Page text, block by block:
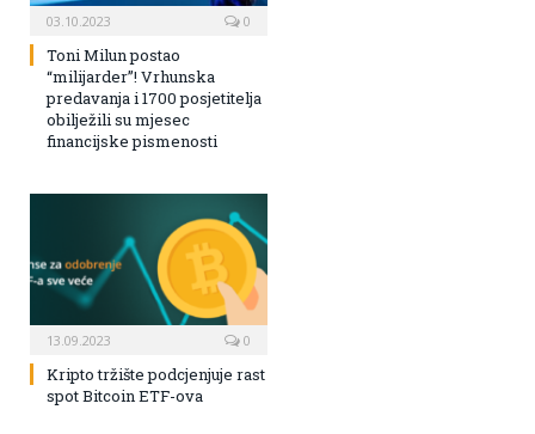
03.10.2023 0
Toni Milun postao
“milijarder”! Vrhunska
predavanja i 1700 posjetitelja
obilježili su mjesec
financijske pismenosti
13.09.2023 0
Kripto tržište podcjenjuje rast
spot Bitcoin ETF-ova